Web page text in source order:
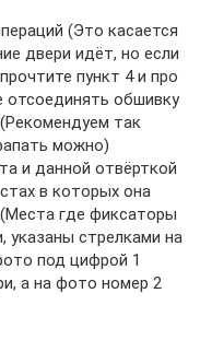
(Это касается
двери идёт, но если
пункт 4 и про
отсоединять обшивку
так
можно)
и данной отвёрткой
в которых она
где фиксаторы
указаны стрелками на
под цифрой 1
а на фото номер 2